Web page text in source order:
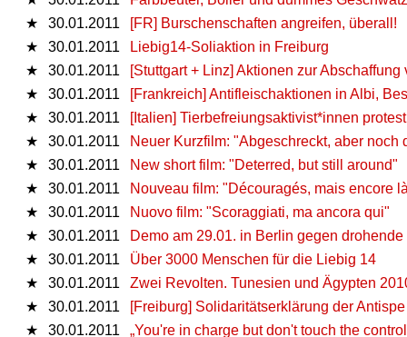
★
30.01.2011
[FR] Burschenschaften angreifen, überall!
★
30.01.2011
Liebig14-Soliaktion in Freiburg
★
30.01.2011
[Stuttgart + Linz] Aktionen zur
★
30.01.2011
[Frankreich] Antifleischaktionen in Albi,
★
30.01.2011
[Italien] Tierbefreiungsaktivist*innen
★
30.01.2011
Neuer Kurzfilm: "Abgeschreckt, aber noch
★
30.01.2011
New short film: "Deterred, but still around"
★
30.01.2011
Nouveau film: "Découragés, mais encore
★
30.01.2011
Nuovo film: "Scoraggiati, ma ancora qui"
★
30.01.2011
Demo am 29.01. in Berlin gegen
★
30.01.2011
Über 3000 Menschen für die Liebig 14
★
30.01.2011
Zwei Revolten. Tunesien und Ägypten
★
30.01.2011
[Freiburg] Solidaritätserklärung der
★
30.01.2011
„You're in charge but don't touch the